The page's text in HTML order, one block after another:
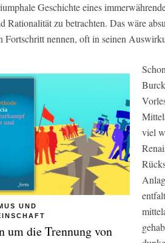
Geschichte eines
Rationalität zu betrachten. Das wäre
Fortschritt nennen, oft in seinen
UND
um die Trennung von
viel